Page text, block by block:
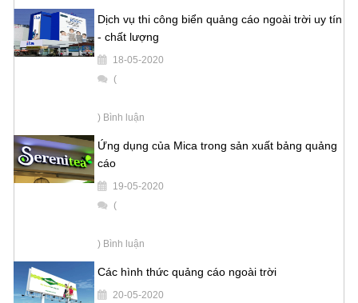
Dịch vụ thi công biển quảng cáo ngoài trời uy tín
- chất lượng
18-05-2020
(
) Bình luận
Ứng dụng của Mica trong sản xuất bảng quảng
cáo
19-05-2020
(
) Bình luận
Các hình thức quảng cáo ngoài trời
20-05-2020